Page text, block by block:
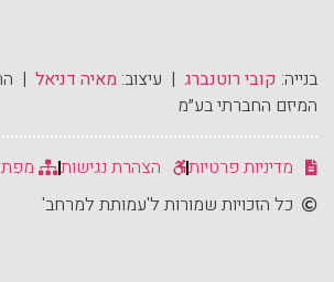
בנייה: קובי רוטנברג | עיצוב: מאיה דניאל |
המיזם החברתי בע״מ
מדיניות פרטיות הצהרת נגישות
כל הזכויות שמורות ל'עמותת למרחב'